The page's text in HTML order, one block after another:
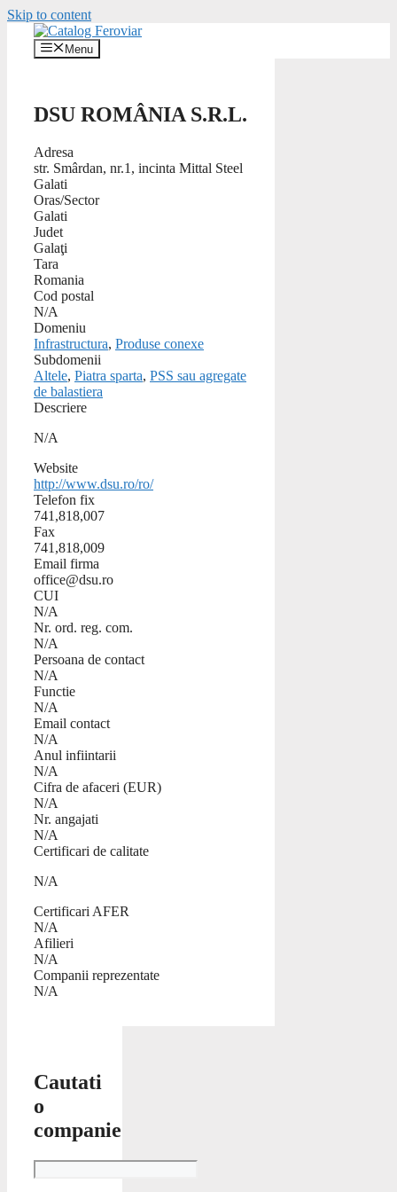
Skip to content
Menu
DSU ROMÂNIA S.R.L.
Adresa
str. Smârdan, nr.1, incinta Mittal Steel
Galati
Oras/Sector
Galati
Judet
Galaţi
Tara
Romania
Cod postal
N/A
Domeniu
Infrastructura, Produse conexe
Subdomenii
Altele, Piatra sparta, PSS sau agregate
de balastiera
Descriere
N/A
Website
http://www.dsu.ro/ro/
Telefon fix
741,818,007
Fax
741,818,009
Email firma
office@dsu.ro
CUI
N/A
Nr. ord. reg. com.
N/A
Persoana de contact
N/A
Functie
N/A
Email contact
N/A
Anul infiintarii
N/A
Cifra de afaceri (EUR)
N/A
Nr. angajati
N/A
Certificari de calitate
N/A
Certificari AFER
N/A
Afilieri
N/A
Companii reprezentate
N/A
Cautati
o
companie